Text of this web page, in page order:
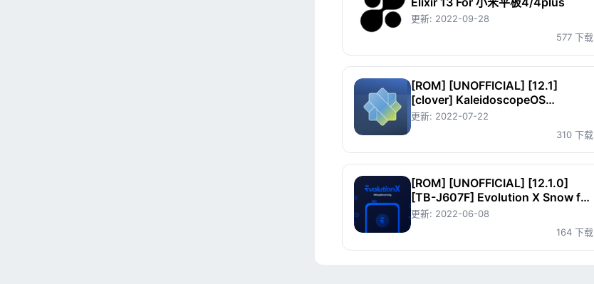
图
标
更新: 2022-09-28
577 下载
[ROM] [UNOFFICIAL] [12.1]
[clover] KaleidoscopeOS
Sunflower Leaf Beta 1 for 小米平
更新: 2022-07-22
310 下载
[ROM] [UNOFFICIAL] [12.1.0]
[TB-J607F] Evolution X Snow for
小新 Pad Plus
更新: 2022-06-08
164 下载